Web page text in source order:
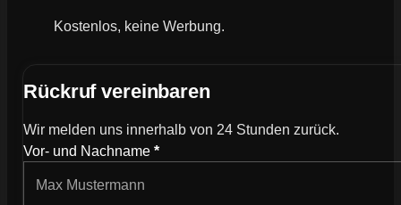
Rückruf vereinbaren
Wir melden uns innerhalb von 24 Stunden zurück.
Wie können wir dich kontaktieren?
Vor- und Nachname *
Kostenlos, keine Werbung.